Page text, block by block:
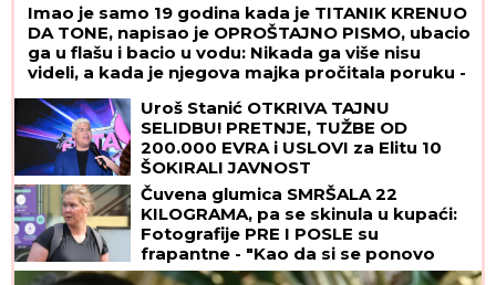
Imao je samo 19 godina kada je TITANIK KRENUO
DA TONE, napisao je OPROŠTAJNO PISMO, ubacio
ga u flašu i bacio u vodu: Nikada ga više nisu
videli, a kada je njegova majka pročitala poruku -
Uroš Stanić OTKRIVA TAJNU
SELIDBU! PRETNJE, TUŽBE OD
200.000 EVRA i USLOVI za Elitu 10
ŠOKIRALI JAVNOST
Čuvena glumica SMRŠALA 22
KILOGRAMA, pa se skinula u kupaći:
Fotografije PRE I POSLE su
frapantne - "Kao da si se ponovo
rodila"